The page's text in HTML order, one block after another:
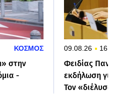
ΚΟΣΜΟΣ
στην
-
09.08.26
Φειδίας
εκδήλωση
Τον